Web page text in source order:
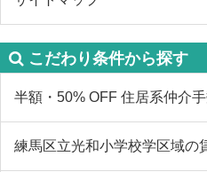
こだわり条件から探す
半額・50% OFF 住居系仲介
練馬区立光和小学校学区域の